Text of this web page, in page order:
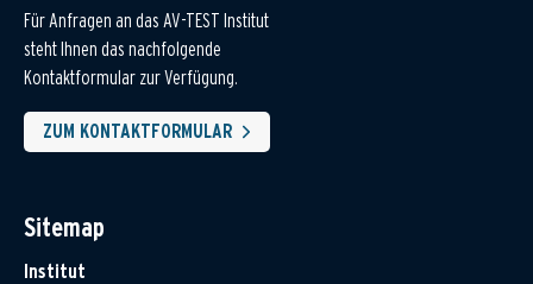
Für Anfragen an das AV-TEST Institut
steht Ihnen das nachfolgende
Kontaktformular zur Verfügung.
ZUM KONTAKTFORMULAR
Sitemap
Institut